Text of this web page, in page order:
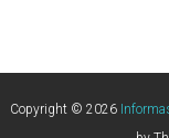
Copyright © 2026